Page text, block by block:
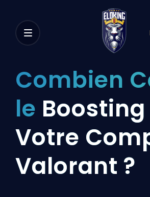
Combien
le
Votre
Valorant ?